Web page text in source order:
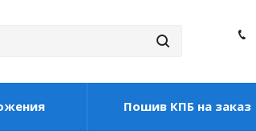
Пошив КПБ на заказ